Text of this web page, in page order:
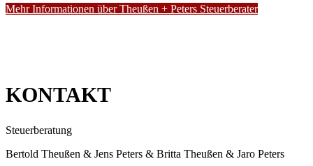
Mehr Informationen über Theußen + Peters Steuerberater
KONTAKT
Steuerberatung
Bertold Theußen & Jens Peters & Britta Theußen & Jaro Peters